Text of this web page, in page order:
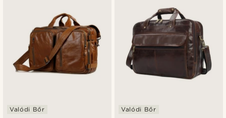
Valódi Bőr Valódi Bőr